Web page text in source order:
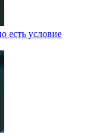
есть условие